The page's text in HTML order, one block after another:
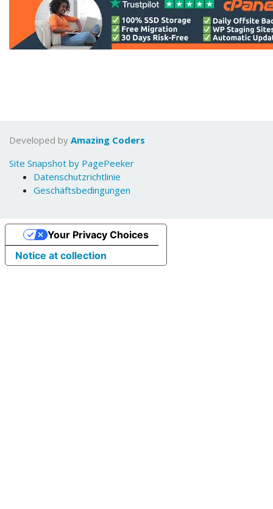
Developed by Amazing Coders
Site Snapshot by PagePeeker
Datenschutzrichtlinie
Geschäftsbedingungen
Notice at collection
Your Privacy Choices